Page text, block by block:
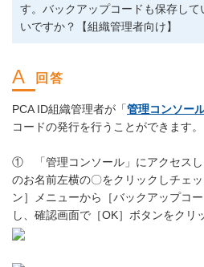
す。バックアップコードも保存し
いですか？【組織管理者向け】
PCA ID組織管理者が「管理コンソー
コードの発行を行うことができます。
① 「管理コンソール」にアクセスし
のお名前左横の〇をクリックしチェ
ン］メニューから［バックアップコ
し、確認画面で［OK］ボタンをクリ